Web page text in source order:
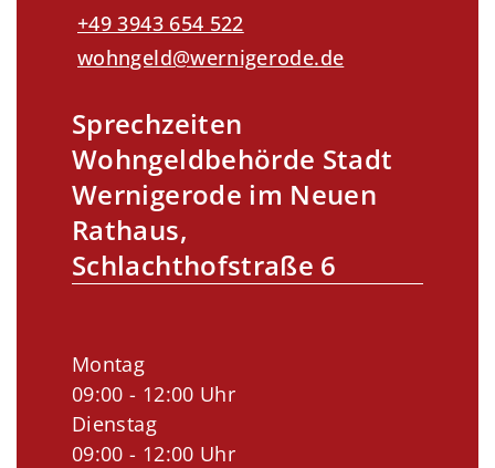
+49 3943 654 522
wohngeld@wernigerode.de
Sprechzeiten
Wohngeldbehörde Stadt
Wernigerode im Neuen
Rathaus,
Schlachthofstraße 6
Montag
09:00 - 12:00 Uhr
Dienstag
09:00 - 12:00 Uhr